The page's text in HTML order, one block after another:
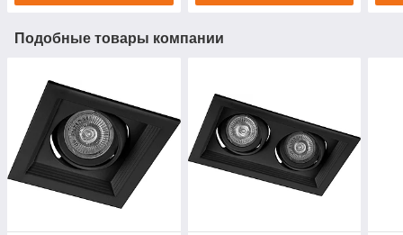
Подобные товары компании